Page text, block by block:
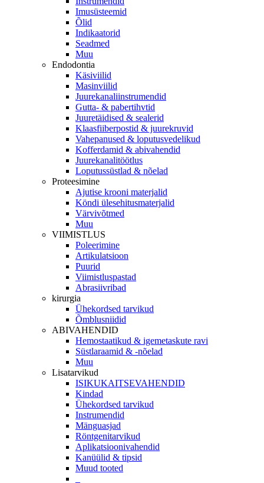
Imusüsteemid
Õlid
Indikaatorid
Seadmed
Muu
Endodontia
Käsiviilid
Masinviilid
Juurekanaliinstrumendid
Gutta- & pabertihvtid
Juuretäidised & sealerid
Klaasfiiberpostid & juurekruvid
Vahepanused & loputusvedelikud
Kofferdamid & abivahendid
Juurekanalitöötlus
Loputussüstlad & nõelad
Proteesimine
Ajutise krooni materjalid
Köndi ülesehitusmaterjalid
Värvivõtmed
Muu
VIIMISTLUS
Poleerimine
Artikulatsioon
Puurid
Viimistluspastad
Abrasiivribad
kirurgia
Ühekordsed tarvikud
Õmblusniidid
ABIVAHENDID
Hemostaatikud & igemetaskute ravi
Süstlaraamid & -nõelad
Muu
Lisatarvikud
ISIKUKAITSEVAHENDID
Kindad
Ühekordsed tarvikud
Instrumendid
Mänguasjad
Röntgenitarvikud
Aplikatsioonivahendid
Kanüülid & tipsid
Muud tooted